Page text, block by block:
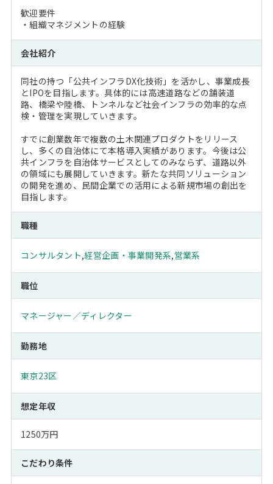
歓迎要件
・組織マネジメントの経験
会社紹介
同社の持つ「公共インフラDX化技術」を活かし、事業成長
とIPOを目指します。具体的には高速道路などの舗装道
路、橋梁や陸橋、トンネルなど社会インフラの効率的な点
検・管理を実現していきます。
すでに創業数年で複数の土木関連プロダクトをリリース
し、多くの自治体にて本格導入実績があります。今後は公
共インフラを自治体サービスとしてのみならず、道路以外
の領域にも展開していきます。新たな共同ソリューション
の開発を進め、民間企業での活用による新規市場の創出を
目指します。
職種
コンサルタント,経営企画・事業開発系,営業系
職位
マネージャー／ディレクター
勤務地
東京23区
想定年収
1250万円
こだわり条件